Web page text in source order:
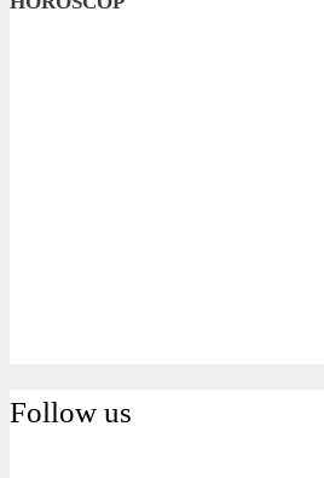
Follow us